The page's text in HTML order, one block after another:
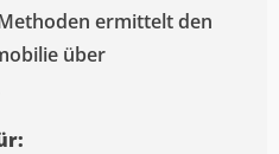
ermittelt den
über